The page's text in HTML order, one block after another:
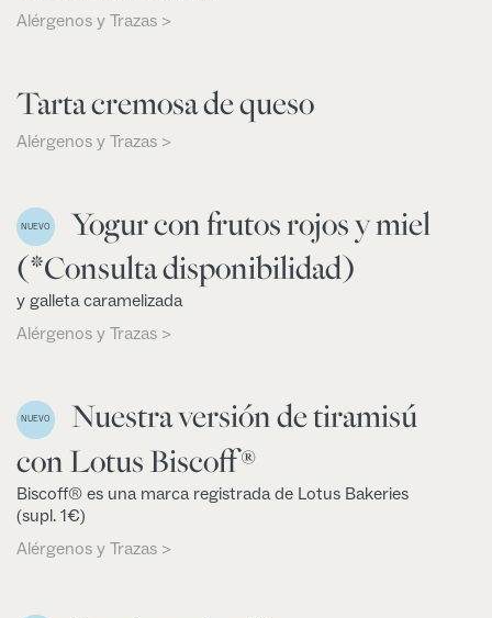
Alérgenos y Trazas >
Tarta cremosa de queso
Alérgenos y Trazas >
NUEVO
Yogur con frutos rojos y miel
(*Consulta disponibilidad)
y galleta caramelizada
Alérgenos y Trazas >
NUEVO
Nuestra versión de tiramisú
con Lotus Biscoff®
Biscoff® es una marca registrada de Lotus Bakeries
(supl. 1€)
Alérgenos y Trazas >